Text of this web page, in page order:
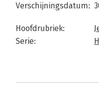
Verschijningsdatum:
Hoofdrubriek:
Serie: